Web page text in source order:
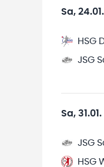
Sa, 24.01.
HSG
JSG
Sa, 31.01.
JSG
HSG